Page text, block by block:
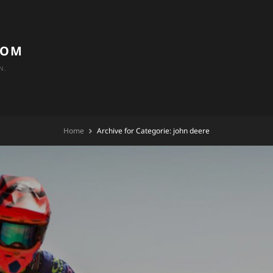
Home Archive forCategorie: john deere